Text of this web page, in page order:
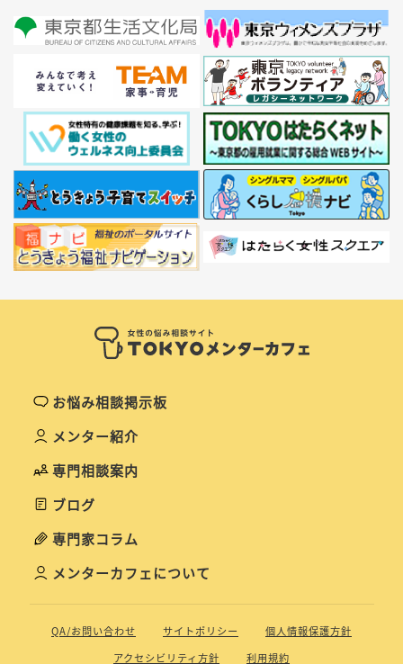
お悩み相談掲示板
メンター紹介
専門相談案内
ブログ
専門家コラム
メンターカフェについて
QA/お問い合わせ サイトポリシー
個人情報保護方針
アクセシビリティ方針
利用規約